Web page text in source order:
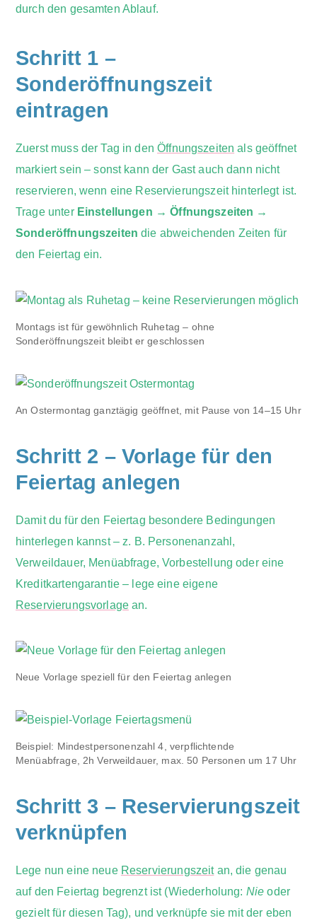
durch den gesamten Ablauf.
Schritt 1 –
Sonderöffnungszeit
eintragen
Zuerst muss der Tag in denÖffnungszeiten als geöffnet
markiert sein – sonst kann der Gast auch dann nicht
reservieren, wenn eine Reservierungszeit hinterlegt ist.
Trage unter Einstellungen → Öffnungszeiten →
Sonderöffnungszeiten die abweichenden Zeiten für
den Feiertag ein.
Montags ist für gewöhnlich Ruhetag – ohne
Sonderöffnungszeit bleibt er geschlossen
An Ostermontag ganztägig geöffnet, mit Pause von 14–15 Uhr
Schritt 2 – Vorlage für den
Feiertag anlegen
Damit du für den Feiertag besondere Bedingungen
hinterlegen kannst – z. B. Personenanzahl,
Verweildauer, Menüabfrage, Vorbestellung oder eine
Kreditkartengarantie – lege eine eigene
Reservierungsvorlage an.
Neue Vorlage speziell für den Feiertag anlegen
Beispiel: Mindestpersonenzahl 4, verpflichtende
Menüabfrage, 2h Verweildauer, max. 50 Personen um 17 Uhr
Schritt 3 – Reservierungszeit
verknüpfen
Lege nun eine neue Reservierungszeitan, die genau
auf den Feiertag begrenzt ist (Wiederholung: Nie oder
gezielt für diesen Tag), und verknüpfe sie mit der eben